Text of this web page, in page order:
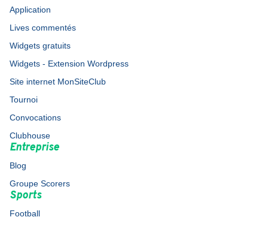
Application
Lives commentés
Widgets gratuits
Widgets - Extension Wordpress
Site internet MonSiteClub
Tournoi
Convocations
Clubhouse
Entreprise
Blog
Groupe Scorers
Sports
Football